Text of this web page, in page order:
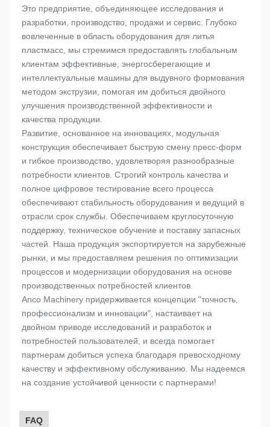
Это предприятие, объединяющее исследования и
разработки, производство, продажи и сервис. Глубоко
вовлеченные в область оборудования для литья
пластмасс, мы стремимся предоставлять глобальным
клиентам эффективные, энергосберегающие и
интеллектуальные машины для выдувного формования
методом экструзии, помогая им добиться двойного
улучшения производственной эффективности и
качества продукции.
Развитие, основанное на инновациях, модульная
конструкция обеспечивает быструю смену пресс-форм
и гибкое производство, удовлетворяя разнообразные
потребности клиентов. Строгий контроль качества и
полное цифровое тестирование всего процесса
обеспечивают стабильность оборудования и ведущий в
отрасли срок службы. Обеспечиваем круглосуточную
поддержку, техническое обучение и поставку запасных
частей. Наша продукция экспортируется на зарубежные
рынки, и мы предоставляем решения по оптимизации
процессов и модернизации оборудования на основе
производственных потребностей клиентов.
Anco Machinery придерживается концепции "точность,
профессионализм и инновации", настаивает на
двойном приводе исследований и разработок и
потребностей пользователей, и всегда помогает
партнерам добиться успеха благодаря превосходному
качеству и эффективному обслуживанию. Мы надеемся
на создание устойчивой ценности с партнерами!
FAQ